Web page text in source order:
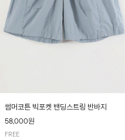
썸머코튼 빅포켓 밴딩스트링 반바지
58,000원
FREE